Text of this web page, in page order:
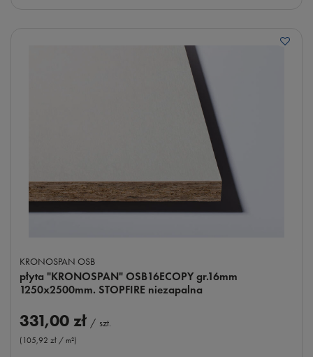
KRONOSPAN OSB
płyta "KRONOSPAN" OSB16ECOPY gr.16mm
1250x2500mm. STOPFIRE niezapalna
331,00 zł / szt.
(105,92 zł / m²)